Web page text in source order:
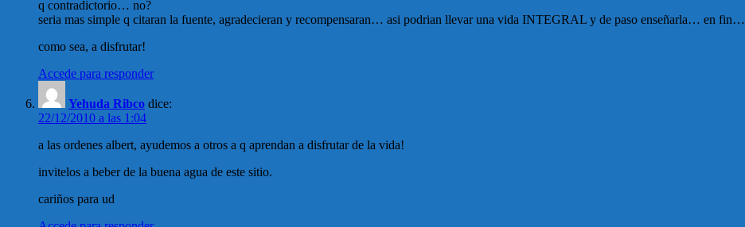
q contradictorio… no?
seria mas simple q citaran la fuente, agradecieran y recompensaran… asi podrian llevar una vida INTEGRAL y de paso enseñarla… en fin…
como sea, a disfrutar!
Accede para responder
Yehuda Ribco dice:
22/12/2010 a las 1:04
a las ordenes albert, ayudemos a otros a q aprendan a disfrutar de la vida!
invitelos a beber de la buena agua de este sitio.
cariños para ud